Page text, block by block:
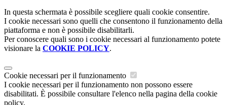
In questa schermata è possibile scegliere quali cookie consentire.
I cookie necessari sono quelli che consentono il funzionamento della
piattaforma e non è possibile disabilitarli.
Per conoscere quali sono i cookie necessari al funzionamento potete
visionare la COOKIE POLICY.
Cookie necessari per il funzionamento
I cookie necessari per il funzionamento non possono essere
disabilitati. È possibile consultare l'elenco nella pagina della cookie
policy.